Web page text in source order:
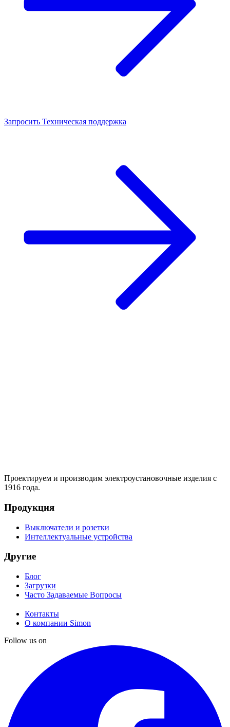
Запросить Техническая поддержка
Проектируем и производим электроустановочные изделия с
1916 года.
Продукция
Выключатели и розетки
Интеллектуальные устройства
Другие
Блог
Загрузки
Часто Задаваемые Вопросы
Контакты
О компании Simon
Follow us on